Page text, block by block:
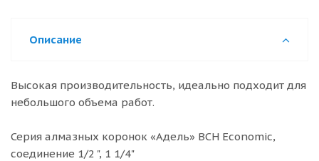
Описание
Высокая производительность, идеально подходит для
небольшого объема работ.
Серия алмазных коронок «Адель» BCH Economic,
соединение 1/2 ", 1 1/4"